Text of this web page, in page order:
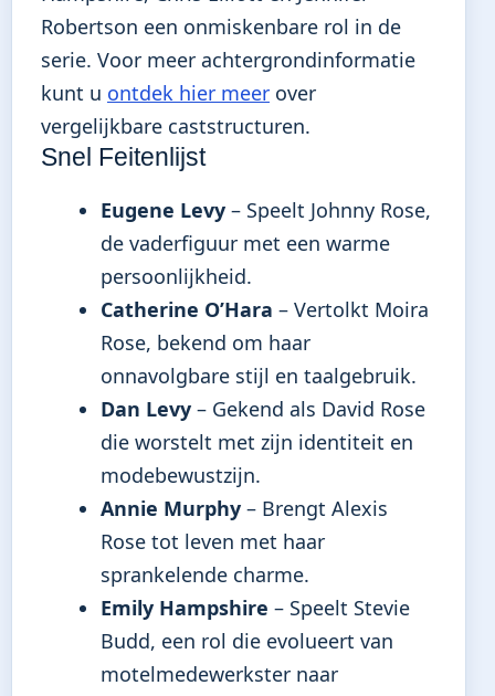
Robertson een onmiskenbare rol in de
serie. Voor meer achtergrondinformatie
kunt u ontdek hier meer over
vergelijkbare caststructuren.
Snel Feitenlijst
Eugene Levy – Speelt Johnny Rose,
de vaderfiguur met een warme
persoonlijkheid.
Catherine O’Hara – Vertolkt Moira
Rose, bekend om haar
onnavolgbare stijl en taalgebruik.
Dan Levy – Gekend als David Rose
die worstelt met zijn identiteit en
modebewustzijn.
Annie Murphy – Brengt Alexis
Rose tot leven met haar
sprankelende charme.
Emily Hampshire – Speelt Stevie
Budd, een rol die evolueert van
motelmedewerkster naar